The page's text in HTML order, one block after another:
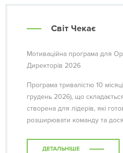
Світ Чекає
Мотиваційна програма для
Директорів 2026
Програма тривалістю 10
грудень 2026), що
створена для лідерів, які
розширювати команду та
ДЕТАЛЬНІШЕ